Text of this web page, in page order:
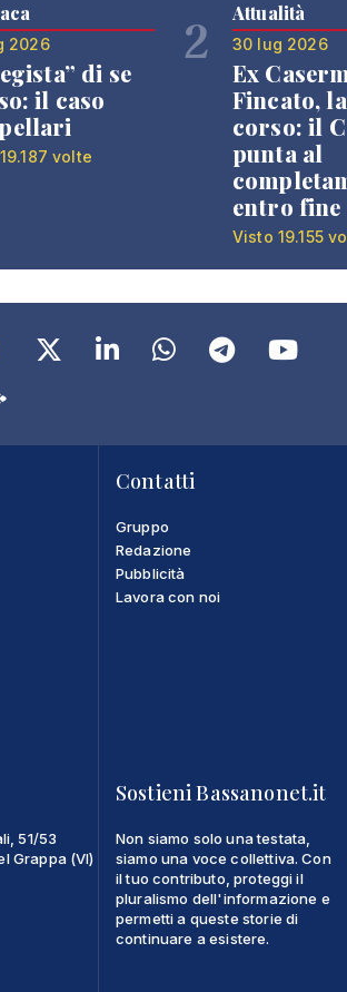
2026
di se
il caso
volte
2 Attualità
30 lug 2026
Ex
Fincato,
corso: il
punta al
entro fine
Visto 19.155
Contatti
Gruppo
Redazione
Pubblicità
Lavora con noi
51/53
Grappa (VI)
Sostieni Bassanonet.it
Non siamo solo una testata,
siamo una voce collettiva. Con
il tuo contributo, proteggi il
pluralismo dell'informazione e
permetti a queste storie di
continuare a esistere.